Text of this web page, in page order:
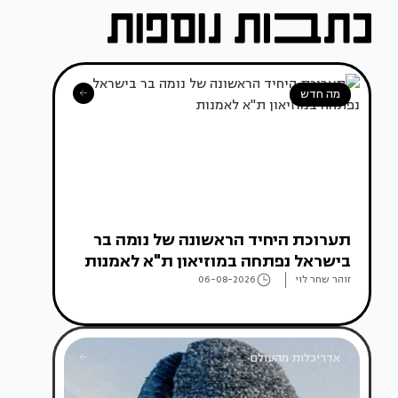
מה חדש
תערוכת היחיד הראשונה של נומה בר
בישראל נפתחה במוזיאון ת"א לאמנות
זוהר שחר לוי 06-08-2026
אדריכלות מהעולם